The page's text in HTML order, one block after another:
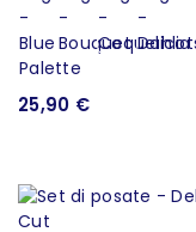
25,90 €